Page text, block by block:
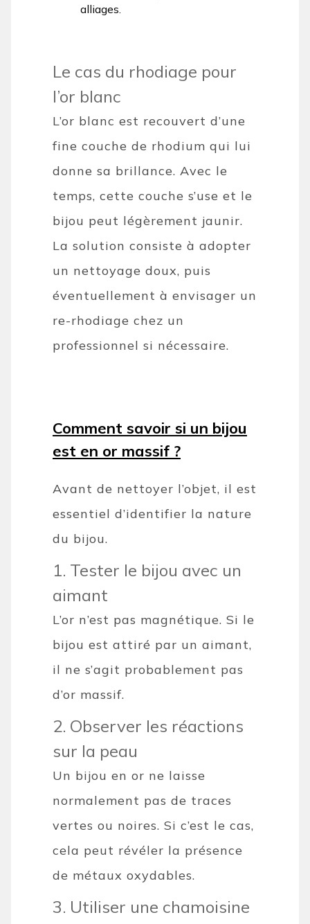
alliages.
Le cas du rhodiage pour
l’or blanc
L’or blanc est recouvert d’une
fine couche de rhodium qui lui
donne sa brillance. Avec le
temps, cette couche s’use et le
bijou peut légèrement jaunir.
La solution consiste à adopter
un nettoyage doux, puis
éventuellement à envisager un
re-rhodiage chez un
professionnel si nécessaire.
Comment savoir si un bijou
est en or massif ?
Avant de nettoyer l’objet, il est
essentiel d’identifier la nature
du bijou.
1. Tester le bijou avec un
aimant
L’or n’est pas magnétique. Si le
bijou est attiré par un aimant,
il ne s’agit probablement pas
d’or massif.
2. Observer les réactions
sur la peau
Un bijou en or ne laisse
normalement pas de traces
vertes ou noires. Si c’est le cas,
cela peut révéler la présence
de métaux oxydables.
3. Utiliser une chamoisine